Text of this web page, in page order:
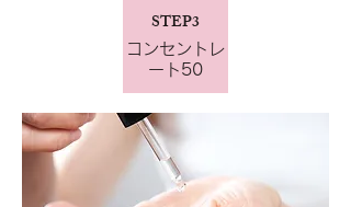
STEP3
コンセントレ
ート50